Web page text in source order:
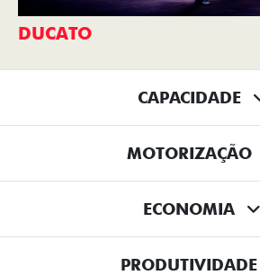
DUCATO
CAPACIDADE
MOTORIZAÇÃO
ECONOMIA
PRODUTIVIDADE